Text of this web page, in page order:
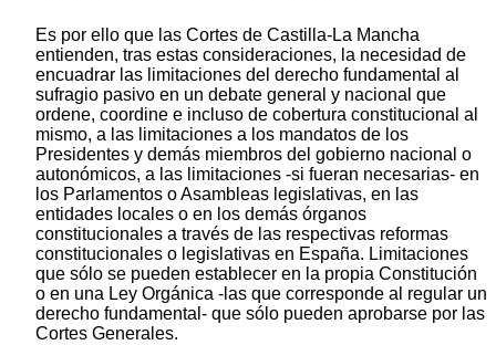
Es por ello que las Cortes de Castilla-La Mancha
entienden, tras estas consideraciones, la necesidad de
encuadrar las limitaciones del derecho fundamental al
sufragio pasivo en un debate general y nacional que
ordene, coordine e incluso de cobertura constitucional al
mismo, a las limitaciones a los mandatos de los
Presidentes y demás miembros del gobierno nacional o
autonómicos, a las limitaciones -si fueran necesarias- en
los Parlamentos o Asambleas legislativas, en las
entidades locales o en los demás órganos
constitucionales a través de las respectivas reformas
constitucionales o legislativas en España. Limitaciones
que sólo se pueden establecer en la propia Constitución
o en una Ley Orgánica -las que corresponde al regular un
derecho fundamental- que sólo pueden aprobarse por las
Cortes Generales.